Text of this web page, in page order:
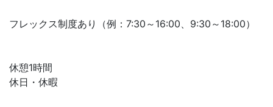
フレックス制度あり（例：7:30～16:00、9:30～18:00）
休憩1時間
休日・休暇